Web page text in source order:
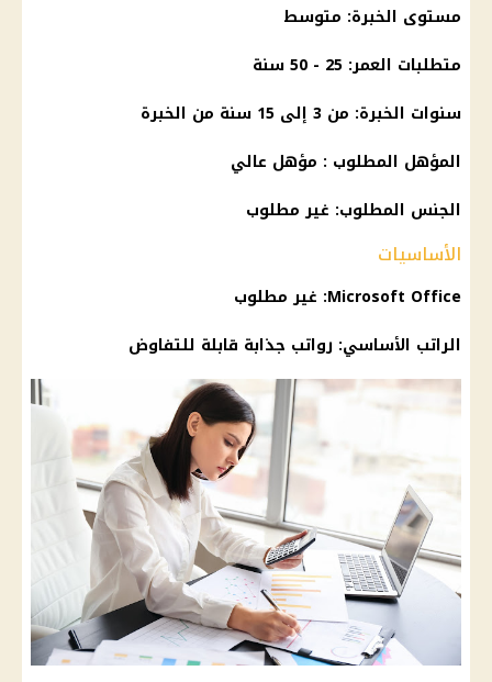
مستوى الخبرة: متوسط
متطلبات العمر: 25 - 50 سنة
سنوات الخبرة: من 3 إلى 15 سنة من الخبرة
المؤهل المطلوب : مؤهل عالي
الجنس المطلوب: غير مطلوب
الأساسيات
Microsoft Office: غير مطلوب
الراتب الأساسي: رواتب جذابة قابلة للتفاوض